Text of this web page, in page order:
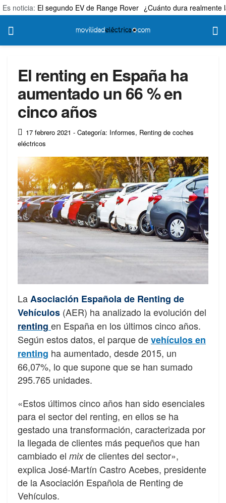
Es noticia: El segundo EV de Range Rover ¿Cuánto dura realmente
El renting en España ha
aumentado un 66 % en
cinco años
17 febrero 2021 - Categoría: Informes, Renting de coches
eléctricos
LaAsociación Española de Renting de
Vehículos (AER) ha analizado la evolución del
renting en España en los últimos cinco años.
Según estos datos, el parque devehículos en
renting ha aumentado, desde 2015, un
66,07%, lo que supone que se han sumado
295.765 unidades.
«Estos últimos cinco años han sido esenciales
para el sector del renting, en ellos se ha
gestado una transformación, caracterizada por
la llegada de clientes más pequeños que han
cambiado el mixde clientes del sector»,
explica José-Martín Castro Acebes, presidente
de la Asociación Española de Renting de
Vehículos.